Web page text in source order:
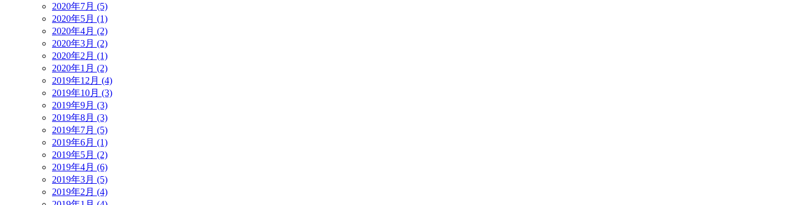
2020年7月 (5)
2020年5月 (1)
2020年4月 (2)
2020年3月 (2)
2020年2月 (1)
2020年1月 (2)
2019年12月 (4)
2019年10月 (3)
2019年9月 (3)
2019年8月 (3)
2019年7月 (5)
2019年6月 (1)
2019年5月 (2)
2019年4月 (6)
2019年3月 (5)
2019年2月 (4)